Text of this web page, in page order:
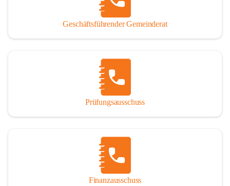
Geschäftsführender Gemeinderat
Prüfungsausschuss
Finanzausschuss